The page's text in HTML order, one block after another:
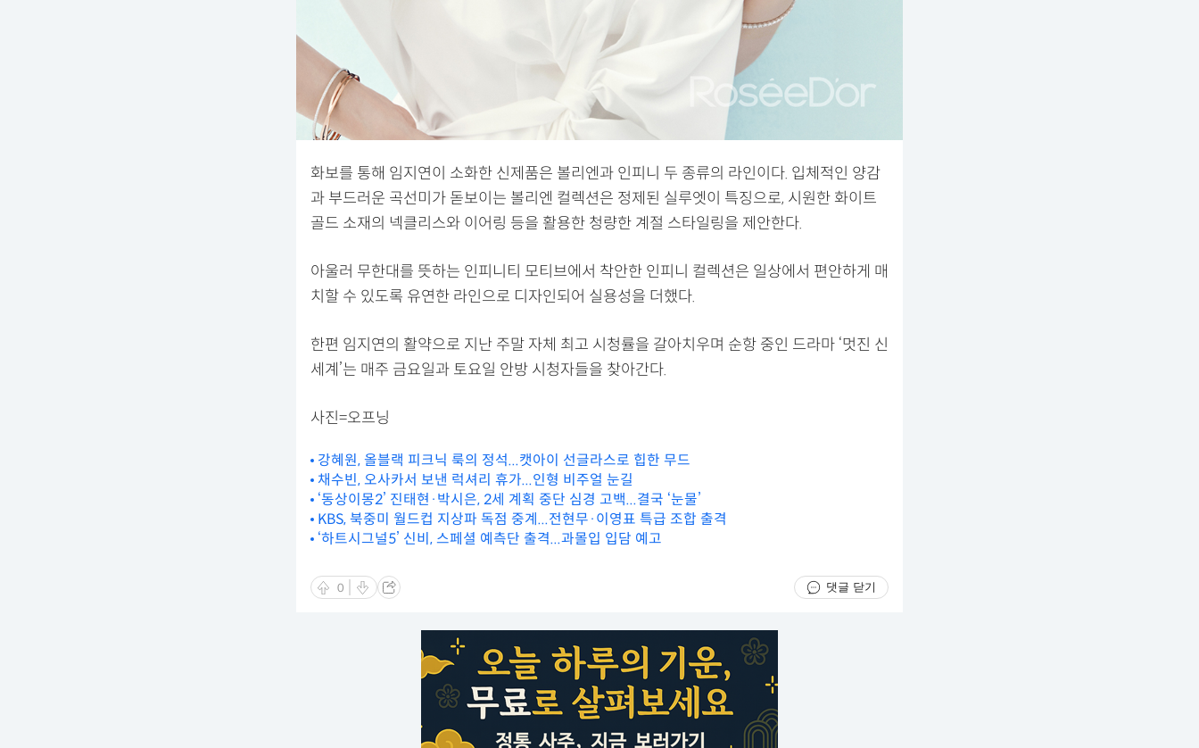
화보를 통해 임지연이 소화한 신제품은 볼리엔과 인피니 두 종류의 라인이다. 입체적인 양감
과 부드러운 곡선미가 돋보이는 볼리엔 컬렉션은 정제된 실루엣이 특징으로, 시원한 화이트
골드 소재의 넥클리스와 이어링 등을 활용한 청량한 계절 스타일링을 제안한다.
아울러 무한대를 뜻하는 인피니티 모티브에서 착안한 인피니 컬렉션은 일상에서 편안하게 매
치할 수 있도록 유연한 라인으로 디자인되어 실용성을 더했다.
한편 임지연의 활약으로 지난 주말 자체 최고 시청률을 갈아치우며 순항 중인 드라마 ‘멋진 신
세계’는 매주 금요일과 토요일 안방 시청자들을 찾아간다.
사진=오프닝
강혜원, 올블랙 피크닉 룩의 정석...캣아이 선글라스로 힙한 무드
채수빈, 오사카서 보낸 럭셔리 휴가...인형 비주얼 눈길
‘동상이몽2’ 진태현·박시은, 2세 계획 중단 심경 고백...결국 ‘눈물’
KBS, 북중미 월드컵 지상파 독점 중계...전현무·이영표 특급 조합 출격
‘하트시그널5’ 신비, 스페셜 예측단 출격...과몰입 입담 예고
0 댓글 닫기